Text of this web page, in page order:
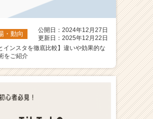
・動向
公開日：2024年12月27日
更新日：2025年12月22日
インスタを徹底比較】違いや効果的な
をご紹介